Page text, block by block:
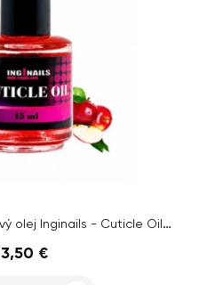
Regeneračný nechtový olej Inginails - Cuticle Oil Red Apple, 15ml
3,50 €